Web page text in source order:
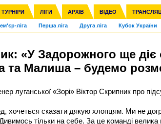
ТУРНІРИ ЛІГИ АРХІВ ВІДЕО
ліга Перша ліга Друга ліга Кубок України
Ліга Європи Міжнародні Ліга націй Ліга
Італія Німеччина Франція Інші
2016 Росія Кубок конфедерацій ЧЄ-2015 (U-
УПЛ, 2-й тур ВІЙНА УПЛ-ПЕРЕХОДИ
«У Задорожного ще
та Малиша – будемо
луганської «Зорі» Віктор Скрипник про
хочеться сказати дякую хлопцям. Ми не
тільки на себе. За це команді